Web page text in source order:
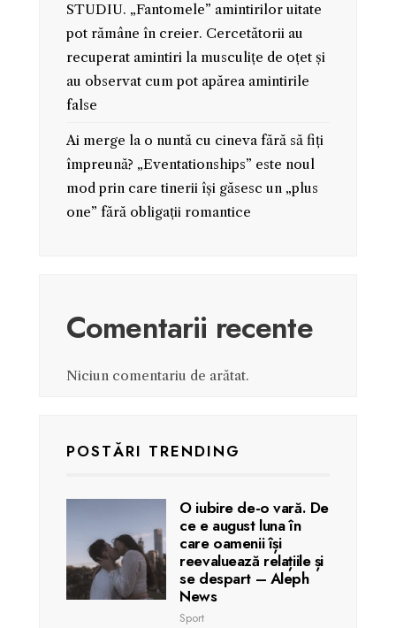
STUDIU. „Fantomele” amintirilor uitate
pot rămâne în creier. Cercetătorii au
recuperat amintiri la musculițe de oțet și
au observat cum pot apărea amintirile
false
Ai merge la o nuntă cu cineva fără să fiți
împreună? „Eventationships” este noul
mod prin care tinerii își găsesc un „plus
one” fără obligații romantice
Comentarii recente
Niciun comentariu de arătat.
POSTĂRI TRENDING
O iubire de-o vară. De
ce e august luna în
care oamenii își
reevaluează relațiile și
se despart – Aleph
News
Sport